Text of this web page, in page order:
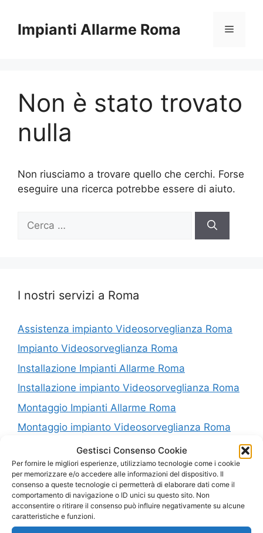
Gestisci Consenso Cookie
Per fornire le migliori esperienze, utilizziamo tecnologie come i cookie
per memorizzare e/o accedere alle informazioni del dispositivo. Il
consenso a queste tecnologie ci permetterà di elaborare dati come il
comportamento di navigazione o ID unici su questo sito. Non
acconsentire o ritirare il consenso può influire negativamente su alcune
caratteristiche e funzioni.
contenuto
Impianti Allarme Roma Menu
Non è stato trovato
nulla
Non riusciamo a trovare quello che cerchi. Forse
eseguire una ricerca potrebbe essere di aiuto.
per:
I nostri servizi a Roma
Assistenza impianto Videosorveglianza Roma
Impianto Videosorveglianza Roma
Installazione Impianti Allarme Roma
Installazione impianto Videosorveglianza Roma
Montaggio Impianti Allarme Roma
Montaggio impianto Videosorveglianza Roma
Riparazione Impianti Allarme Roma
Riparazione impianto Videosorveglianza Roma
Vendita Impianti Allarme Roma
Vendita impianto Videosorveglianza Roma